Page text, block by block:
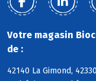
Votre magasin
de :
42140 La Gimond,